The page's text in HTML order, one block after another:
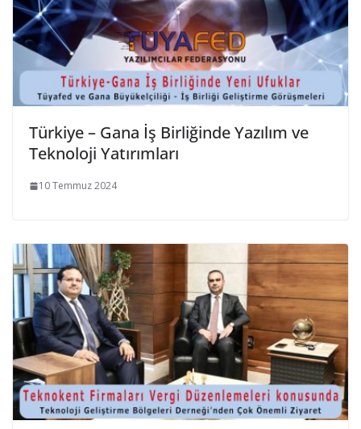
Türkiye – Gana İş Birliğinde Yazılım ve
Teknoloji Yatırımları
10 Temmuz 2024